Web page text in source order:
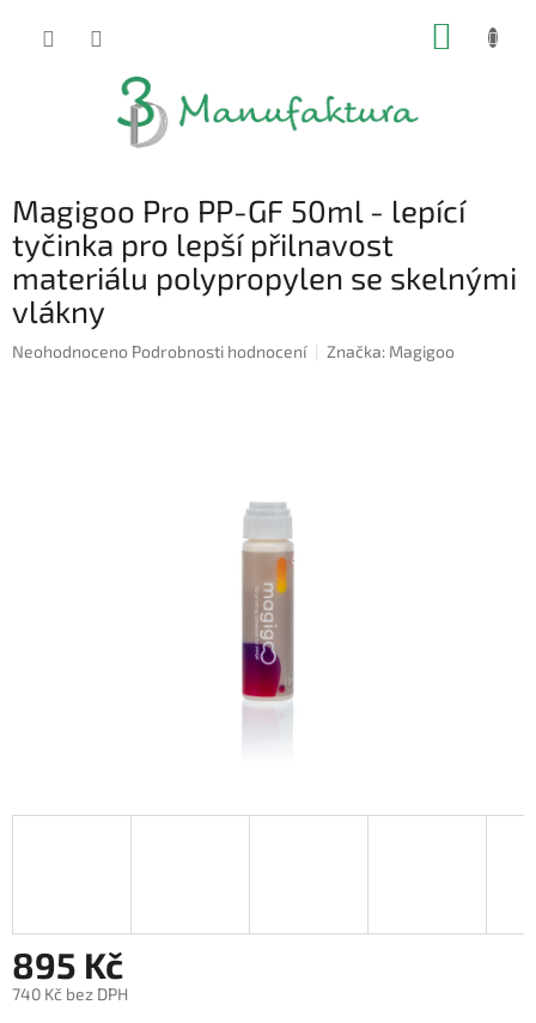
Magigoo Pro PP-GF 50ml - lepící
tyčinka pro lepší přilnavost
materiálu polypropylen se skelnými
vlákny
Průměrné
Neohodnoceno Podrobnosti hodnocení Značka: Magigoo
895 Kč
740 Kč bez DPH